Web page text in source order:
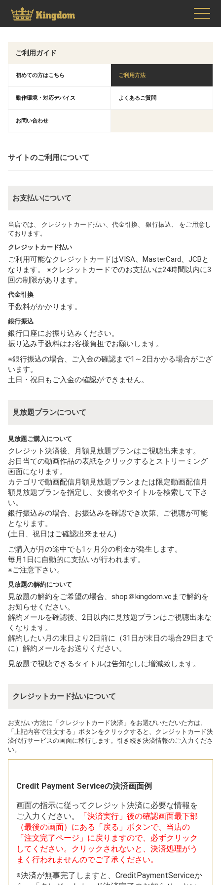
ご利用ガイド
初めての方はこちら ご利用方法
動作環境・対応デバイス よくあるご質問
お問い合わせ
サイトのご利用について
お支払いについて
当店では、 クレジットカード払い、代金引換、 銀行振込、 をご用意し
ております。
クレジットカード払い
ご利用可能なクレジットカードはVISA、MasterCard、JCBと
なります。 ※クレジットカードでのお支払いは24時間以内に3
回の制限があります。
代金引換
手数料がかかります。
銀行振込
銀行口座にお振り込みください。
振り込み手数料はお客様負担でお願いします。
※銀行振込の場合、ご入金の確認まで1～2日かかる場合がござ
います。
土日・祝日もご入金の確認ができません。
見放題プランについて
見放題ご購入について
クレジット決済後、月額見放題プランはご視聴出来ます。
お目当ての動画作品の表紙をクリックするとストリーミング
画面になります。
カテゴリで動画配信月額見放題プランまたは限定動画配信月
額見放題プランを指定し、女優名やタイトルを検索して下さ
い。
銀行振込みの場合、お振込みを確認でき次第、ご視聴が可能
となります。
(土日、祝日はご確認出来ません)
ご購入が月の途中でも1ヶ月分の料金が発生します。
毎月1日に自動的に支払いが行われます。
※ご注意下さい。
見放題の解約について
見放題の解約をご希望の場合、shop＠kingdom.vcまで解約を
お知らせください。
解約メールを確認後、2日以内に見放題プランはご視聴出来な
くなります。
解約したい月の末日より2日前に（31日が末日の場合29日まで
に）解約メールをお送りください。
見放題で視聴できるタイトルは告知なしに増減致します。
クレジットカード払いについて
お支払い方法に「クレジットカード決済」をお選びいただいた方は、
「上記内容で注文する」ボタンをクリックすると、クレジットカード決
済代行サービスの画面に移行します。引き続き決済情報のご入力くださ
い。
Credit Payment Serviceの決済画面例
画面の指示に従ってクレジット決済に必要な情報を
ご入力ください。
「決済実行」後の確認画面最下部
（最後の画面）にある「戻る」ボタンで、当店の
「注文完了ページ」に戻りますので、必ずクリック
してください。クリックされないと、決済処理がう
まく行われませんのでご了承ください。
※決済が無事完了しますと、CreditPaymentServiceか